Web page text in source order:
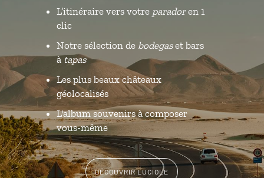
L’itinéraire vers votre paradoren 1
clic
Notre sélection de bodegaset bars
àtapas
Les plus beaux châteaux
géolocalisés
L'album souvenirs à composer
vous-même
DÉCOUVRIR LUCIOLE